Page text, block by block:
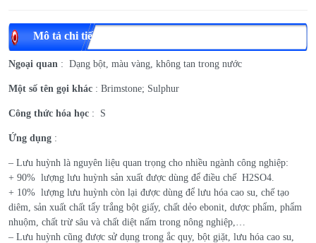
Mô tả chi tiết
Ngoại quan : Dạng bột, màu vàng, không tan trong nước
Một số tên gọi khác : Brimstone; Sulphur
Công thức hóa học : S
Ứng dụng :
– Lưu huỳnh là nguyên liệu quan trọng cho nhiều ngành công nghiệp:
+ 90% lượng lưu huỳnh sản xuất được dùng để điều chế H2SO4.
+ 10% lượng lưu huỳnh còn lại được dùng để lưu hóa cao su, chế tạo
diêm, sản xuất chất tẩy trắng bột giấy, chất dẻo ebonit, dược phẩm, phẩm
nhuộm, chất trừ sâu và chất diệt nấm trong nông nghiệp,…
– Lưu huỳnh cũng được sử dụng trong ắc quy, bột giặt, lưu hóa cao su,